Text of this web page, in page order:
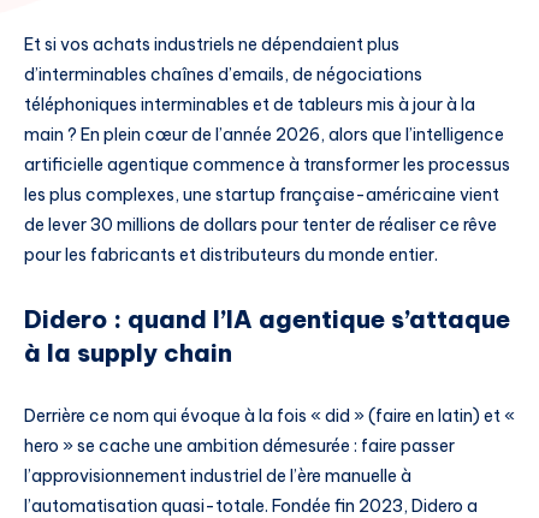
Et si vos achats industriels ne dépendaient plus
d’interminables chaînes d’emails, de négociations
téléphoniques interminables et de tableurs mis à jour à la
main ? En plein cœur de l’année 2026, alors que l’intelligence
artificielle agentique commence à transformer les processus
les plus complexes, une startup française-américaine vient
de lever 30 millions de dollars pour tenter de réaliser ce rêve
pour les fabricants et distributeurs du monde entier.
Didero : quand l’IA agentique s’attaque
à la supply chain
Derrière ce nom qui évoque à la fois « did » (faire en latin) et «
hero » se cache une ambition démesurée : faire passer
l’approvisionnement industriel de l’ère manuelle à
l’automatisation quasi-totale. Fondée fin 2023, Didero a